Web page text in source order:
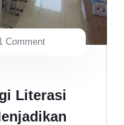
Comment
Literasi